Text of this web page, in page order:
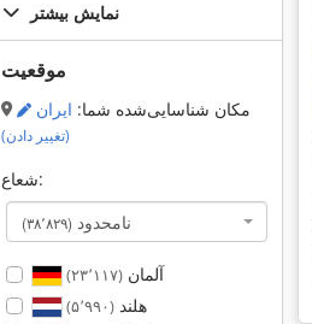
نمایش بیشتر
موقعیت
مکان شناسایی‌شده شما: ایران
(تغییر دادن)
شعاع:
نامحدود (۳۸٬۸۲۹)
آلمان(۲۳٬۱۱۷)
هلند(۵٬۹۹۰)